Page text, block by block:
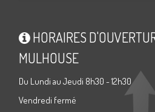
HORAIRES
MULHOUSE
Du Lundi au Jeudi 8h30 - 12h30
Vendredi fermé